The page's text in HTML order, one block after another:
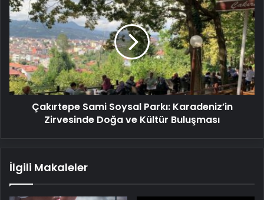
Sami
Soysal
Parkı:
Karadeniz’in
Zirvesinde
Doğa
ve
Kültür
BuluşmasıÇakırtepe Sami Soysal Parkı: Karadeniz’in
Zirvesinde Doğa ve Kültür Buluşması
İlgili Makaleler